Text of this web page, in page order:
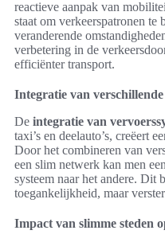
reactieve aanpak van
staat om verkeerspatronen te
veranderende
verbetering in de
efficiënter transport.
Integratie van verschillende
De integratie van
taxi’s en deelauto’s, creëert
Door het combineren van
een slim netwerk kan men
systeem naar het andere. Dit
toegankelijkheid, maar
Impact van slimme steden